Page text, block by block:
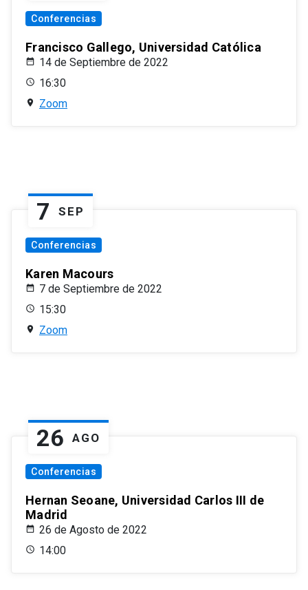
Conferencias
Francisco Gallego, Universidad Católica
14 de Septiembre de 2022
16:30
Zoom
7 SEP
Conferencias
Karen Macours
7 de Septiembre de 2022
15:30
Zoom
26 AGO
Conferencias
Hernan Seoane, Universidad Carlos III de
Madrid
26 de Agosto de 2022
14:00